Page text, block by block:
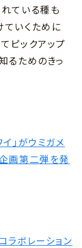
ている種も
いくために
ピックアップ
るためのきっ
」がウミガメ
画第二弾を発
ボレーション